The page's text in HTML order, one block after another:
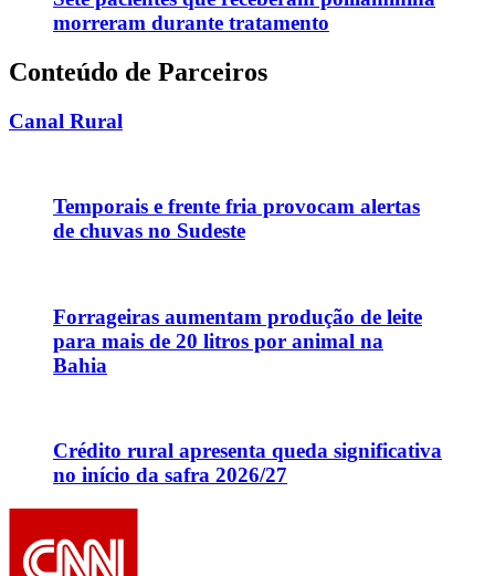
morreram durante tratamento
Conteúdo de Parceiros
Canal Rural
Temporais e frente fria provocam alertas
de chuvas no Sudeste
Forrageiras aumentam produção de leite
para mais de 20 litros por animal na
Bahia
Crédito rural apresenta queda significativa
no início da safra 2026/27